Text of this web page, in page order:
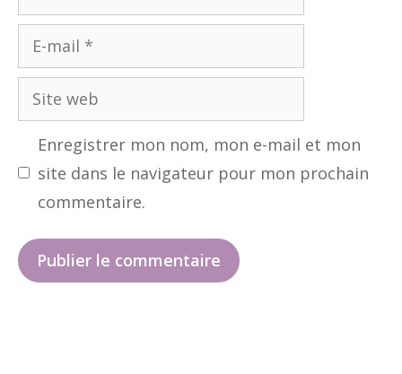
mail
Site
web
Enregistrer mon nom, mon e-mail et mon
site dans le navigateur pour mon prochain
commentaire.